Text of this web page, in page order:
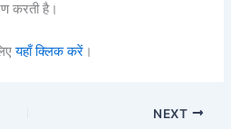
करती है।
यहाँ क्लिक करें ।
NEXT